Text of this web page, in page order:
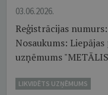
03.06.2026.
Reģistrācijas
Nosaukums:
uzņēmums
LIKVIDĒTS UZŅĒMUMS